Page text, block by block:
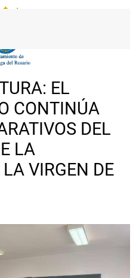
EL
CONTINÚA
DEL
LA
VIRGEN DE